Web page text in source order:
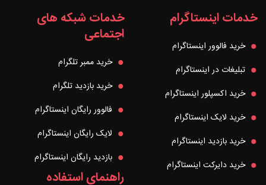
خدمات اینستاگرام
خرید فالوور اینستاگرام
تبلیغات در اینستاگرام
خرید اکسپلور اینستاگرام
خرید لایک اینستاگرام
خرید بازدید اینستاگرام
خرید دایرکت اینستاگرام
خدمات شبکه های
اجتماعی
خرید ممبر تلگرام
خرید بازدید تلگرام
فالوور رایگان اینستاگرام
لایک رایگان اینستاگرام
بازدید رایگان اینستاگرام
راهنمای استفاده